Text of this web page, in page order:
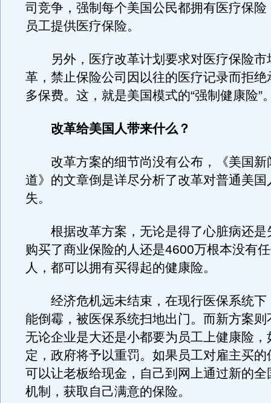
司竞争，强制每个美国公民都拥有医疗保险
员工提供医疗保险。
另外，医疗改革计划要求对医疗保险市
革，禁止保险公司因以往的医疗记录而拒绝
多保费。这，就是美国模式的“强制健康险”
改革给美国人带来什么？
改革方案的细节尚没有公布，《美国新
道》的文章倒是详尽分析了改革对普通美国
失。
根据改革方案，无论是得了心脏病还是
购买了商业保险的人还是4600万根本没有
人，都可以拥有买得起的健康险。
经济危机远未结束，在现行医保系统下
能倒霉，被医保系统扫地出门。而新方案则
无论企业是大还是小都要为员工上健康险，
定，政府将予以重罚。如果员工对雇主买的
可以让老板给现金，自己到网上通过新的全
机制，获取自己满意的保险。